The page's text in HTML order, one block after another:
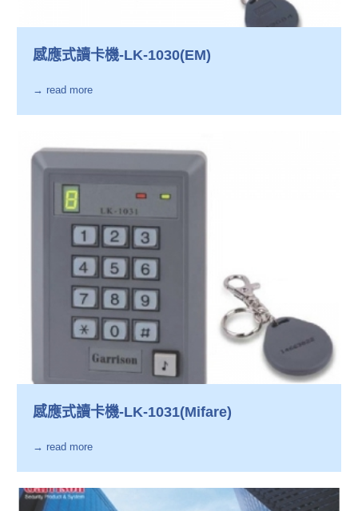
感應式讀卡機-LK-1030(EM)
→ read more
感應式讀卡機-LK-1031(Mifare)
→ read more